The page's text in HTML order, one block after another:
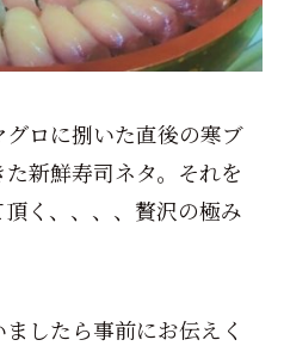
ロに捌いた直後の寒ブ
新鮮寿司ネタ。それを
く、、、、贅沢の極み
したら事前にお伝えく